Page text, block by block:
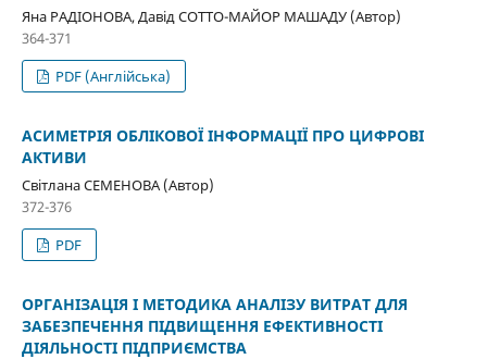
Яна РАДІОНОВА, Давід СОТТО-МАЙОР МАШАДУ (Автор)
364-371
PDF (Англійська)
АСИМЕТРІЯ ОБЛІКОВОЇ ІНФОРМАЦІЇ ПРО ЦИФРОВІ
АКТИВИ
Світлана СЕМЕНОВА (Автор)
372-376
PDF
ОРГАНІЗАЦІЯ І МЕТОДИКА АНАЛІЗУ ВИТРАТ ДЛЯ
ЗАБЕЗПЕЧЕННЯ ПІДВИЩЕННЯ ЕФЕКТИВНОСТІ
ДІЯЛЬНОСТІ ПІДПРИЄМСТВА